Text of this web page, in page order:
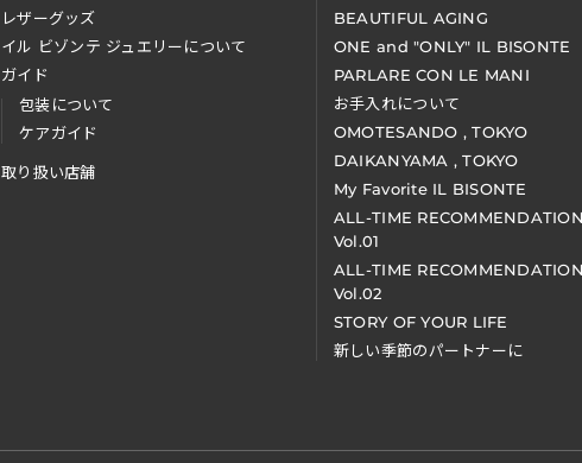
レザーグッズ
イル ビゾンテ ジュエリーについて
ガイド
包装について
ケアガイド
取り扱い店舗
BEAUTIFUL AGING
ONE and "ONLY" IL BISONTE
PARLARE CON LE MANI
お手入れについて
OMOTESANDO , TOKYO
DAIKANYAMA , TOKYO
My Favorite IL BISONTE
ALL-TIME
Vol.01
ALL-TIME
Vol.02
STORY OF YOUR LIFE
新しい季節のパートナーに